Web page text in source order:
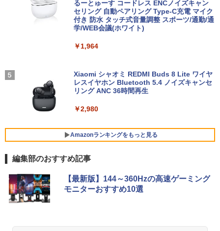
【マラソン限定価格】中古 HP 470 G7 C
D256GB+HDD1TB 17インチ フルHD Wi
16PA#ABJ 1年保証 レビュー特典:WPS
Office Bランク ノートパソコン
超得2,000円OFF&P2倍｜高画質フルHD
｜Microsoft Office搭載｜最大180日保証
GB｜中古ノートパソコン Windows11 o
パソコン Microsoft Office付き｜ノート
パソコンWindows11 第8世代｜パソコン
Windows11 Pro 8K/4K 3画面出力 LAN *
2 WiFi5 Bluetooth5.0 Nucbox みにpc
Ryzen 5 N95/N97/N100/4300U/N150よ
り高性能
￥61,999
【1500円OFFクーポン】【マウス＋キー
ボード付属】デスクトップパソコン 中古
不要 ストレージ 最大1TB メモリ32GB C
orei5 第9世代 HP Prodesk 400 G6 SF
Pro pc
5
【★最大100%ポイント】【Win11正式対
応】Dell OptiPlex 3080 SFF/第10世代 C
fice/中古 デスクトップ デスクトップPC
21.5インチ 120Hz サブモニター FHD ゲ
ーミングモニター pcモニター VAパネル
液晶ディスプレイ 1080P 高画質 アイケ
ア ps4/ps5/switch対応（HDMI/VGA/VE
【お買い物マラソ開催中！P最大31.5%還
ニター USB-C IPSパネル スピーカー内蔵
ムレス Type-C/HDMIポート 高画質 FHD
フルHD 液晶モニター Minifire MF24X3C
￥11,999
￥26,400
代は神様から与えられた特別な時間 （幻
￥1,034
るーとゅーす コードレス ENCノイズキャン
セリング 自動ペアリング Type-C充電 マイク
付き 防水 タッチ式音量調整 スポーツ/通勤/通
学/WEB会議(ホワイト)
￥1,964
Xiaomi シャオミ REDMI Buds 8 Lite ワイヤ
レスイヤホン Bluetooth 5.4 ノイズキャンセ
リング ANC 36時間再生
￥2,980
Amazonランキングをもっと見る
BRUCE WAYNE feat. Flo Milli, ATL Jacob
[Explicit]
【Amazon.co.jp限定】 い・ろ・は・す 2L P
ET ラベルレス ×8本
薬屋のひとりごと 17巻 (デジタル版ビッグガ
ンガンコミックス)
編集部のおすすめ記事
【最新版】144～360Hzの高速ゲーミング
モニターおすすめ10選